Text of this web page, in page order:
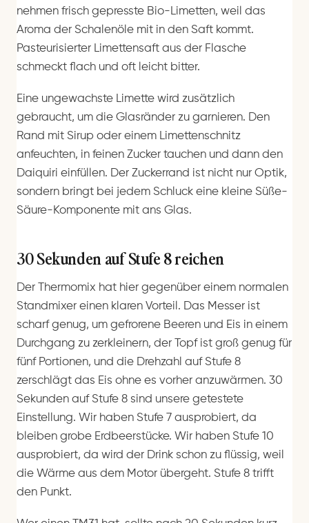
nehmen frisch gepresste Bio-Limetten, weil das
Aroma der Schalenöle mit in den Saft kommt.
Pasteurisierter Limettensaft aus der Flasche
schmeckt flach und oft leicht bitter.
Eine ungewachste Limette wird zusätzlich
gebraucht, um die Glasränder zu garnieren. Den
Rand mit Sirup oder einem Limettenschnitz
anfeuchten, in feinen Zucker tauchen und dann den
Daiquiri einfüllen. Der Zuckerrand ist nicht nur Optik,
sondern bringt bei jedem Schluck eine kleine Süße-
Säure-Komponente mit ans Glas.
30 Sekunden auf Stufe 8 reichen
Der Thermomix hat hier gegenüber einem normalen
Standmixer einen klaren Vorteil. Das Messer ist
scharf genug, um gefrorene Beeren und Eis in einem
Durchgang zu zerkleinern, der Topf ist groß genug für
fünf Portionen, und die Drehzahl auf Stufe 8
zerschlägt das Eis ohne es vorher anzuwärmen. 30
Sekunden auf Stufe 8 sind unsere getestete
Einstellung. Wir haben Stufe 7 ausprobiert, da
bleiben grobe Erdbeerstücke. Wir haben Stufe 10
ausprobiert, da wird der Drink schon zu flüssig, weil
die Wärme aus dem Motor übergeht. Stufe 8 trifft
den Punkt.